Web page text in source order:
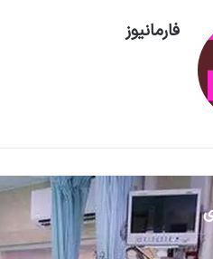
فارمانیوز